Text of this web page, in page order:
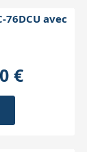
76DCU avec
€